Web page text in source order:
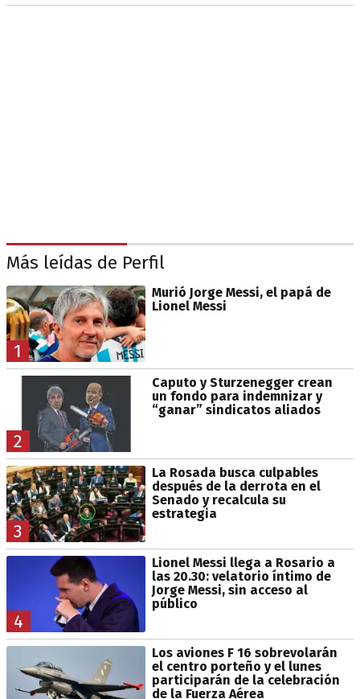
Más leídas de Perfil
1
Murió Jorge Messi, el papá de
Lionel Messi
2
Caputo y Sturzenegger crean
un fondo para indemnizar y
“ganar” sindicatos aliados
3
La Rosada busca culpables
después de la derrota en el
Senado y recalcula su
estrategia
4
Lionel Messi llega a Rosario a
las 20.30: velatorio íntimo de
Jorge Messi, sin acceso al
público
Los aviones F 16 sobrevolarán
el centro porteño y el lunes
participarán de la celebración
de la Fuerza Aérea